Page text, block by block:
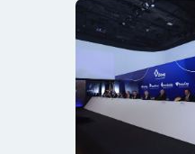
ST
HOMEST
HOME